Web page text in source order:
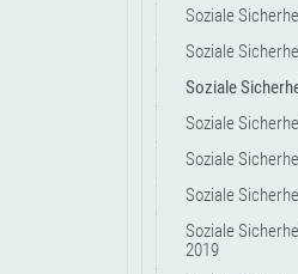
Soziale
Soziale
Soziale
Soziale
Soziale
Soziale
Soziale
2019